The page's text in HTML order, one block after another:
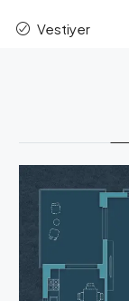
Vestiyer